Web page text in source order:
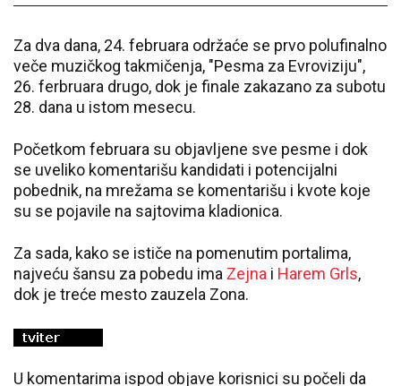
Za dva dana, 24. februara održaće se prvo polufinalno
veče muzičkog takmičenja, "Pesma za Evroviziju",
26. ferbruara drugo, dok je finale zakazano za subotu
28. dana u istom mesecu.
Početkom februara su objavljene sve pesme i dok
se uveliko komentarišu kandidati i potencijalni
pobednik, na mrežama se komentarišu i kvote koje
su se pojavile na sajtovima kladionica.
Za sada, kako se ističe na pomenutim portalima,
najveću šansu za pobedu ima Zejna i Harem Grls,
dok je treće mesto zauzela Zona.
U komentarima ispod objave korisnici su počeli da